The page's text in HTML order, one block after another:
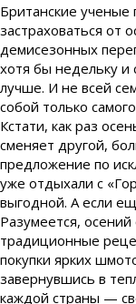
Британские ученые
застраховаться от
демисезонных
хотя бы недельку
лучше. И не всей
собой только
Кстати, как раз
сменяет другой,
предложение по
уже отдыхали с
выгодной. А если
Разумеется, осений
традиционные
покупки ярких
завернувшись в
каждой страны —